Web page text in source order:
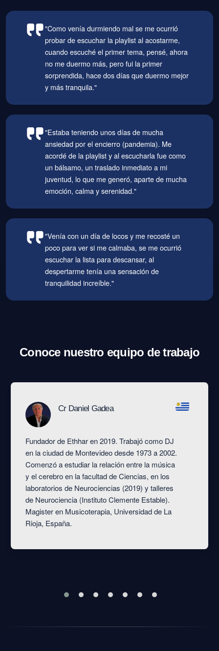
"Como venía durmiendo mal se me ocurrió
probar de escuchar la playlist al acostarme,
cuando escuché el primer tema, pensé, ahora
no me duermo más, pero fui la primer
sorprendida, hace dos días que duermo mejor
y más tranquila."
"Estaba teniendo unos días de mucha
ansiedad por el encierro (pandemia). Me
acordé de la playlist y al escucharla fue como
un bálsamo, un traslado inmediato a mi
juventud, lo que me generó, aparte de mucha
emoción, calma y serenidad."
"Venía con un día de locos y me recosté un
poco para ver si me calmaba, se me ocurrió
escuchar la lista para descansar, al
despertarme tenía una sensación de
tranquilidad increíble."
Conoce nuestro equipo de trabajo
Cr Daniel Gadea
Fundador de Ethhar en 2019. Trabajó como DJ
en la ciudad de Montevideo desde 1973 a 2002.
Comenzó a estudiar la relación entre la música
y el cerebro en la facultad de Ciencias, en los
laboratorios de Neurociencias (2019) y talleres
de Neurociencia (Instituto Clemente Estable).
Magister en Musicoterapia, Universidad de La
Rioja, España.